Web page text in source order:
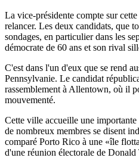
La vice-présidente compte sur
relancer. Les deux candidats, que
sondages, en particulier dans les
démocrate de 60 ans et son rival
C'est dans l'un d'eux que se rend
Pennsylvanie. Le candidat
rassemblement à Allentown, où il
mouvementé.
Cette ville accueille une
de nombreux membres se disent
comparé Porto Rico à une «île
d'une réunion électorale de